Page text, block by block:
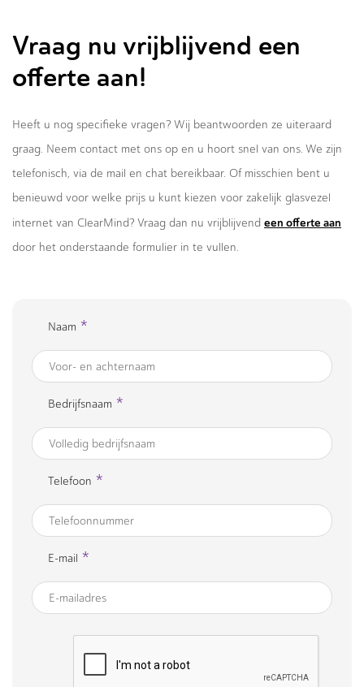
Vraag nu vrijblijvend een
offerte aan!
Heeft u nog specifieke vragen? Wij beantwoorden ze uiteraard
graag. Neem contact met ons op en u hoort snel van ons. We zijn
telefonisch, via de mail en chat bereikbaar. Of misschien bent u
benieuwd voor welke prijs u kunt kiezen voor zakelijk glasvezel
internet van ClearMind? Vraag dan nu vrijblijvend een offerte aan
door het onderstaande formulier in te vullen.
Naam *
Bedrijfsnaam *
Telefoon *
E-mail *